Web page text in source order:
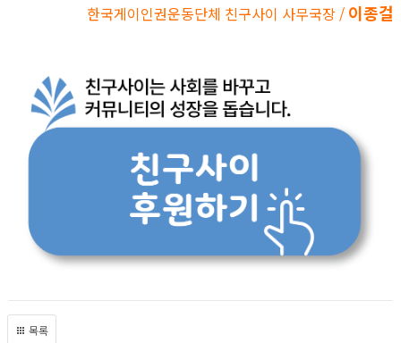
한국게이인권운동단체 친구사이 사무국장 / 이종걸
목록